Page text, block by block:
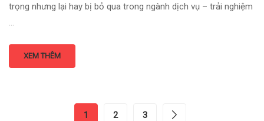
trọng nhưng lại hay bị bỏ qua trong ngành dịch vụ – trải nghiệm
XEM THÊM
1 2 3